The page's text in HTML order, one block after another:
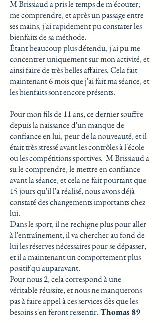
M Brissiaud a pris le temps de m'écouter;
me comprendre, et après un passage entre
ses mains, j'ai rapidement pu constater les
bienfaits de sa méthode.
Étant beaucoup plus détendu, j'ai pu me
concentrer uniquement sur mon activité, et
ainsi faire de très belles affaires. Cela fait
maintenant 6 mois que j'ai fait ma séance, et
les bienfaits sont encore présents.
Pour mon fils de 11 ans, ce dernier souffre
depuis la naissance d'un manque de
confiance en lui, peur de la nouveauté, et il
était très stressé avant les contrôles à l'école
ou les compétitions sportives. M Brissiaud a
su le comprendre, le mettre en confiance
avant la séance, et cela ne fait pourtant que
15 jours qu'il l'a réalisé, nous avons déjà
constaté des changements importants chez
lui.
Dans le sport, il ne rechigne plus pour aller
à l'entraînement, il va chercher au fond de
lui les réserves nécessaires pour se dépasser,
et il a maintenant un comportement plus
positif qu'auparavant.
Pour nous 2, cela correspond à une
véritable réussite, et nous ne manquerons
pas à faire appel à ces services dès que les
besoins s'en feront ressentir.Thomas 89